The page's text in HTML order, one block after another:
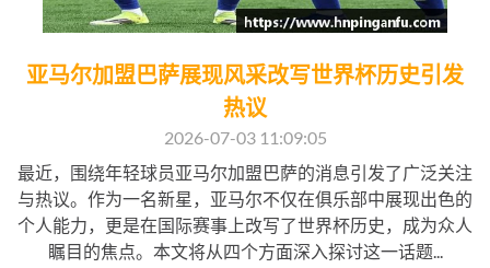
亚马尔加盟巴萨展现风采改写世界杯历史引发
热议
2026-07-03 11:09:05
最近，围绕年轻球员亚马尔加盟巴萨的消息引发了广泛关注
与热议。作为一名新星，亚马尔不仅在俱乐部中展现出色的
个人能力，更是在国际赛事上改写了世界杯历史，成为众人
瞩目的焦点。本文将从四个方面深入探讨这一话题...